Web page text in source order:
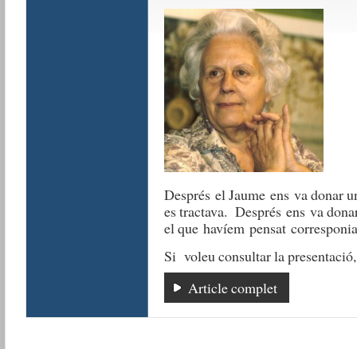
Desprésel Jaume ensva donar
estractava. Després ensva
el que havíem pensat corresponia
Si voleu consultar la
Article complet